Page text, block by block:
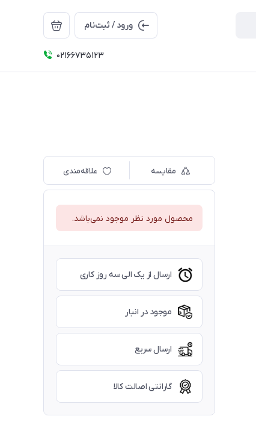
ورود / ثبت‌نام
۰۲۱66735123
مقایسه علاقه‌مندی
محصول مورد نظر موجود نمی‌باشد.
ارسال از یک الی سه روز کاری
موجود در انبار
ارسال سریع
گارانتی اصالت کالا